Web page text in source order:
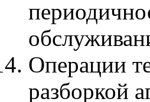
Операции
разборкой